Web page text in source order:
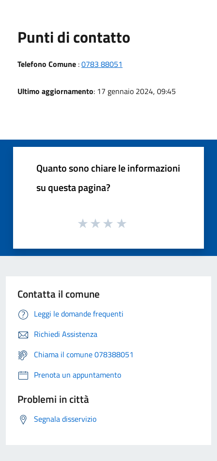
Punti di contatto
Telefono Comune :0783 88051
Ultimo aggiornamento: 17 gennaio 2024, 09:45
Quanto sono chiare le informazioni
su questa pagina?
Contatta il comune
Leggi le domande frequenti
Richiedi Assistenza
Chiama il comune 078388051
Prenota un appuntamento
Problemi in città
Segnala disservizio